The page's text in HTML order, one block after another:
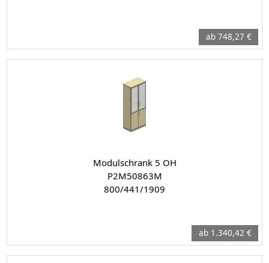
ab 748,27 €
Modulschrank 5 OH
P2M50863M
800/441/1909
ab 1.340,42 €